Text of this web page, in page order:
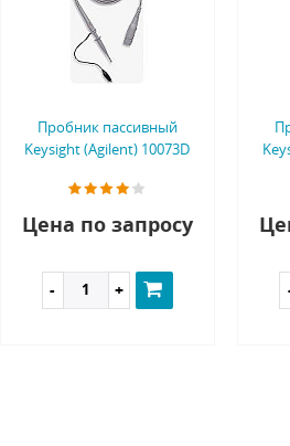
Пробник пассивный
Keysight (Agilent) 10073D
Цена по запросу